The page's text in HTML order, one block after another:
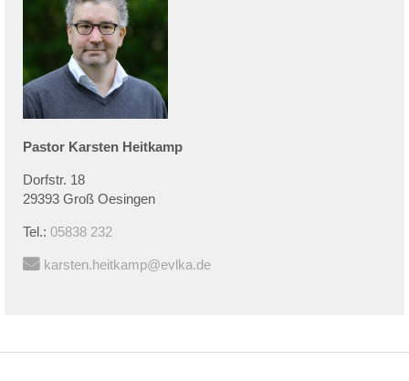
Pastor Karsten Heitkamp
Dorfstr. 18
29393 Groß Oesingen
Tel.: 05838 232
karsten.heitkamp@evlka.de